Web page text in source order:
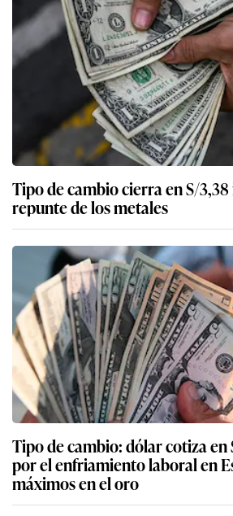
Tipo de cambio cierra en S/
repunte de los metales
Tipo de cambio: dólar cotiza
por el enfriamiento laboral en
máximos en el oro